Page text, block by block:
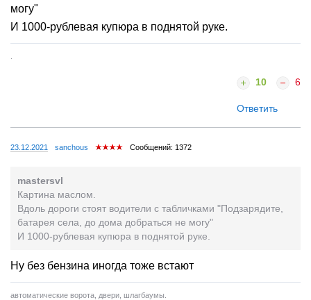
могу"
И 1000-рублевая купюра в поднятой руке.
10 6
Ответить
23.12.2021 sanchous Сообщений: 1372
mastersvl
Картина маслом.
Вдоль дороги стоят водители с табличками "Подзарядите,
батарея села, до дома добраться не могу"
И 1000-рублевая купюра в поднятой руке.
Ну без бензина иногда тоже встают
автоматические ворота, двери, шлагбаумы.